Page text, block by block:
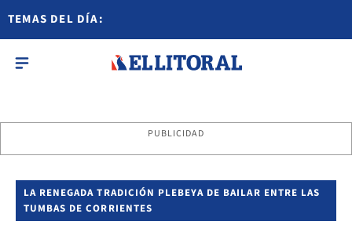
TEMAS DEL DÍA:
PUBLICIDAD
LA RENEGADA TRADICIÓN PLEBEYA DE BAILAR ENTRE LAS
TUMBAS DE CORRIENTES